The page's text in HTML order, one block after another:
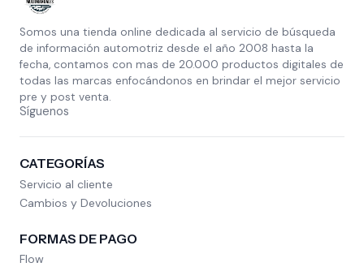
Somos una tienda online dedicada al servicio de búsqueda
de información automotriz desde el año 2008 hasta la
fecha, contamos con mas de 20.000 productos digitales de
todas las marcas enfocándonos en brindar el mejor servicio
pre y post venta.
Síguenos
CATEGORÍAS
Servicio al cliente
Cambios y Devoluciones
FORMAS DE PAGO
Flow